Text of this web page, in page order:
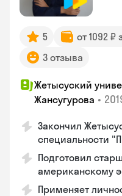
5 от 1092 ₽
3 отзыва
Жетысуский
Жансугурова •
Закончил
специальности
Подготовил
американскому
Применяет